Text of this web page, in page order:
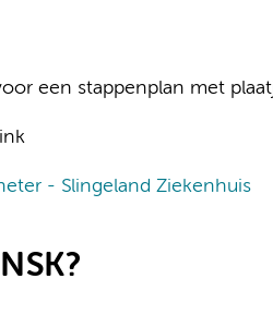
een stappenplan met
- Slingeland Ziekenhuis